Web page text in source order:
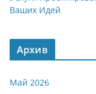
Ваших Идей
Архив
Май 2026